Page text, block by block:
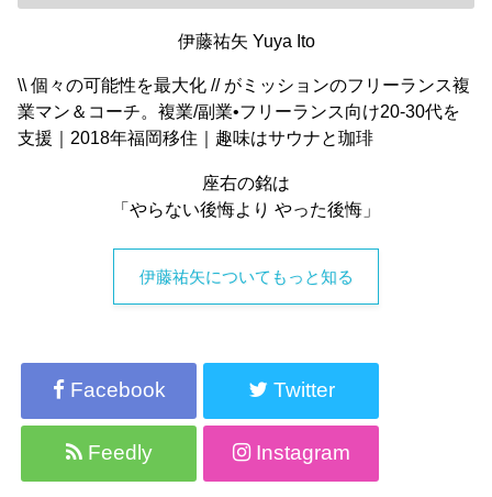
伊藤祐矢 Yuya Ito
\\ 個々の可能性を最大化 // がミッションのフリーランス複
業マン＆コーチ。複業/副業•フリーランス向け20-30代を
支援｜2018年福岡移住｜趣味はサウナと珈琲
座右の銘は
「やらない後悔より やった後悔」
伊藤祐矢についてもっと知る
Facebook Twitter
Feedly Instagram